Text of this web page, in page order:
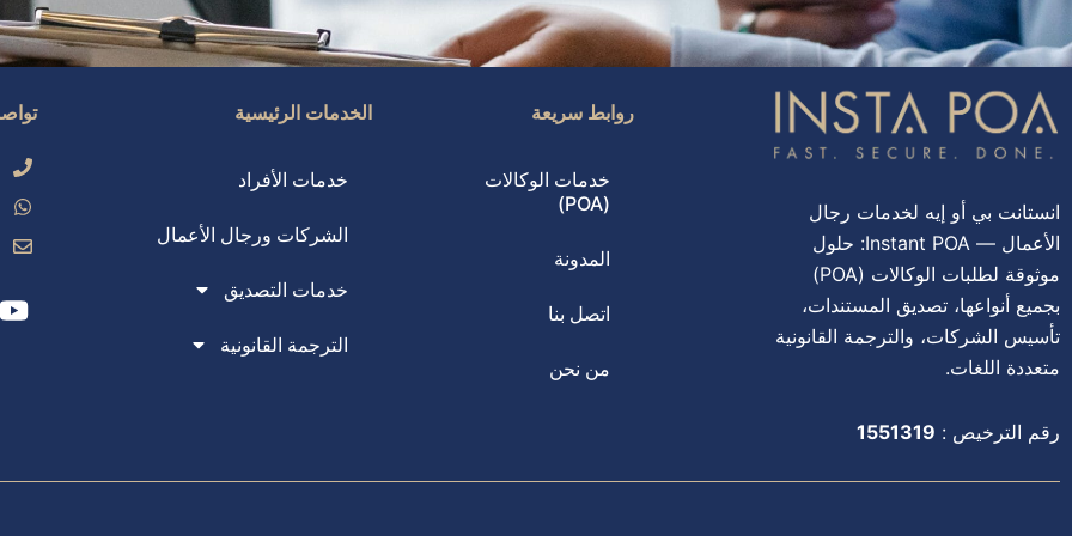
انستانت بي أو إيه لخدمات رجال
الأعمال — Instant POA: حلول
موثوقة لطلبات الوكالات (POA)
بجميع أنواعها، تصديق المستندات،
تأسيس الشركات، والترجمة القانونية
متعددة اللغات.
رقم الترخيص : 1551319
روابط سريعة
خدمات الوكالات
(POA)
المدونة
اتصل بنا
من نحن
الخدمات الرئيسية
خدمات الأفراد
الشركات ورجال الأعمال
خدمات التصديق
الترجمة القانونية
Y
o